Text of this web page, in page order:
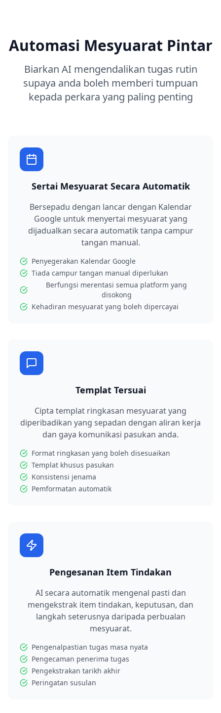
Automasi Mesyuarat Pintar
Biarkan AI mengendalikan tugas rutin
supaya anda boleh memberi tumpuan
kepada perkara yang paling penting
Sertai Mesyuarat Secara Automatik
Bersepadu dengan lancar dengan Kalendar
Google untuk menyertai mesyuarat yang
dijadualkan secara automatik tanpa campur
tangan manual.
Penyegerakan Kalendar Google
Tiada campur tangan manual diperlukan
Berfungsi merentasi semua platform yang
disokong
Kehadiran mesyuarat yang boleh dipercayai
Templat Tersuai
Cipta templat ringkasan mesyuarat yang
diperibadikan yang sepadan dengan aliran kerja
dan gaya komunikasi pasukan anda.
Format ringkasan yang boleh disesuaikan
Templat khusus pasukan
Konsistensi jenama
Pemformatan automatik
Pengesanan Item Tindakan
AI secara automatik mengenal pasti dan
mengekstrak item tindakan, keputusan, dan
langkah seterusnya daripada perbualan
mesyuarat.
Pengenalpastian tugas masa nyata
Pengecaman penerima tugas
Pengekstrakan tarikh akhir
Peringatan susulan